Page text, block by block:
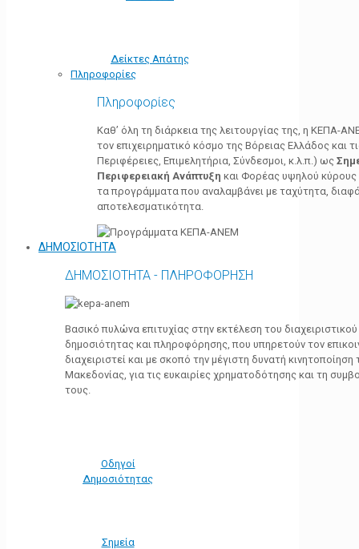
Δείκτες Απάτης
Πληροφορίες
Πληροφορίες
Καθ’ όλη τη διάρκεια της λειτουργίας της, η ΚΕΠΑ-
τον επιχειρηματικό κόσμο της Βόρειας Ελλάδος και
Περιφέρειες, Επιμελητήρια, Σύνδεσμοι, κ.λ.π.) ως
Περιφερειακή Ανάπτυξη και Φορέας υψηλού κύρους
τα προγράμματα που αναλαμβάνει με ταχύτητα,
αποτελεσματικότητα.
ΔΗΜΟΣΙΟΤΗΤΑ
ΔΗΜΟΣΙΟΤΗΤΑ - ΠΛΗΡΟΦΟΡΗΣΗ
Βασικό πυλώνα επιτυχίας στην εκτέλεση του
δημοσιότητας και πληροφόρησης, που υπηρετούν τον
διαχειριστεί και με σκοπό την μέγιστη δυνατή
Μακεδονίας, για τις ευκαιρίες χρηματοδότησης και τη
τους.
Οδηγοί
Δημοσιότητας
Σημεία